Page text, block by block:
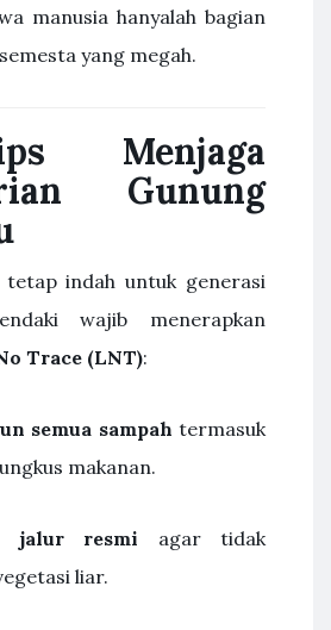
manusia hanyalah bagian
yang megah.
Menjaga
Gunung
tetap indah untuk generasi
wajib menerapkan
Trace (LNT):
semua sampah termasuk
makanan.
jalur resmi agar tidak
liar.